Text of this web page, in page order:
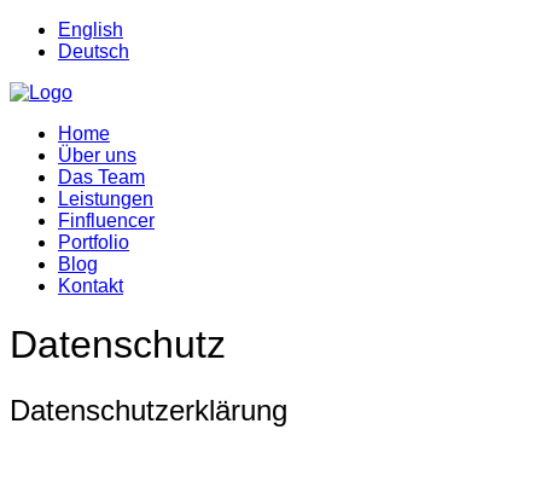
English
Deutsch
Home
Über uns
Das Team
Leistungen
Finfluencer
Portfolio
Blog
Kontakt
Datenschutz
Datenschutzerklärung